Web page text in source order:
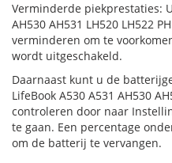
Verminderde piekprestaties:
AH530 AH531 LH520 LH522
verminderen om te
wordt uitgeschakeld.
Daarnaast kunt u de
LifeBook A530 A531 AH530
controleren door naar
te gaan. Een percentage
om de batterij te vervangen.